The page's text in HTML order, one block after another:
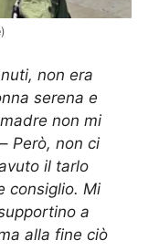
non era
serena e
non mi
Però, non ci
il tarlo
consiglio. Mi
a
alla fine ciò